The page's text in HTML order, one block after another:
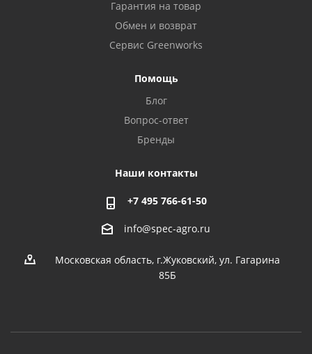
Гарантия на товар
Обмен и возврат
Сервис Greenworks
Помощь
Блог
Вопрос-ответ
Бренды
Наши контакты
+7 495 766-61-50
info@spec-agro.ru
Московская область, г.Жуковский, ул. Гагарина
85Б